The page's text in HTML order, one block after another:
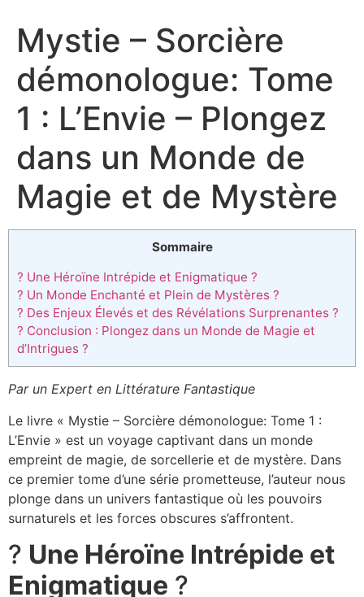
Mystie – Sorcière
démonologue: Tome
1 : L’Envie – Plongez
dans un Monde de
Magie et de Mystère
Sommaire
? Une Héroïne Intrépide et Enigmatique ?
? Un Monde Enchanté et Plein de Mystères ?
? Des Enjeux Élevés et des Révélations Surprenantes ?
? Conclusion : Plongez dans un Monde de Magie et
d’Intrigues ?
Par un Expert en Littérature Fantastique
Le livre « Mystie – Sorcière démonologue: Tome 1 :
L’Envie » est un voyage captivant dans un monde
empreint de magie, de sorcellerie et de mystère. Dans
ce premier tome d’une série prometteuse, l’auteur nous
plonge dans un univers fantastique où les pouvoirs
surnaturels et les forces obscures s’affrontent.
? Une Héroïne Intrépide et
Enigmatique ?